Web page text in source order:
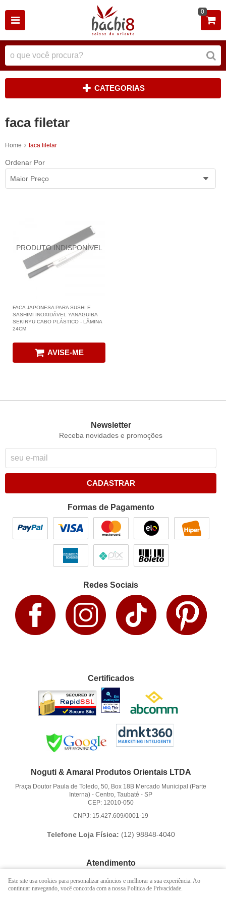
0
CATEGORIAS
faca filetar
Home faca filetar
Ordenar Por
Maior Preço
FACA JAPONESA PARA SUSHI E
SASHIMI INOXIDÁVEL YANAGUIBA
SEKIRYU CABO PLÁSTICO - LÂMINA
24CM
AVISE-ME
Newsletter
Receba novidades e promoções
CADASTRAR
Formas de Pagamento
Redes Sociais
Certificados
Noguti & Amaral Produtos Orientais LTDA
Praça Doutor Paula de Toledo, 50, Box 18B Mercado Municipal (Parte
Interna) -Centro, Taubaté -SP
CEP: 12010-050
CNPJ: 15.427.609/0001-19
Telefone Loja Física: (12) 98848-4040
Atendimento
(12) 3621-6262
(12)98848-4040
Este site usa cookies para personalizar anúncios e melhorar a sua experiência. Ao
continuar navegando, você concorda com a nossa Política de Privacidade.